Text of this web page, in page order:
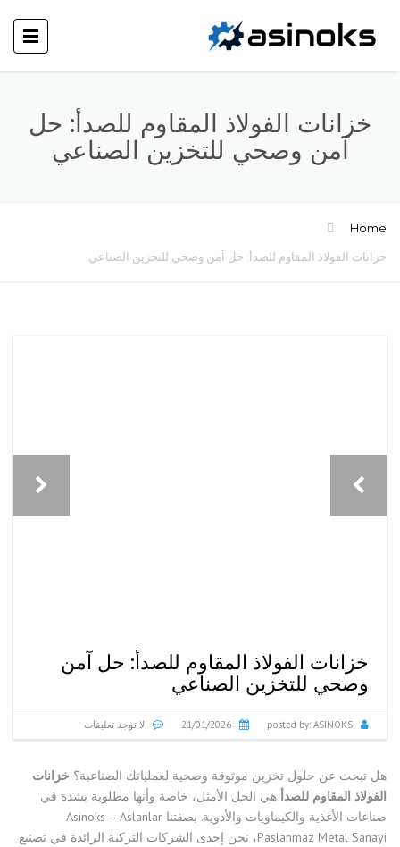
خزانات الفولاذ المقاوم للصدأ: حل
آمن وصحي للتخزين الصناعي
Home
خزانات الفولاذ المقاوم للصدأ: حل آمن وصحي للتخزين الصناعي
خزانات الفولاذ المقاوم للصدأ: حل آمن
وصحي للتخزين الصناعي
posted by: ASINOKS
21/01/2026 لا توجد تعليقات
هل تبحث عن حلول تخزين موثوقة وصحية لعملياتك الصناعية؟ خزانات
الفولاذ المقاوم للصدأ هي الحل الأمثل، خاصة وأنها مطلوبة بشدة في
صناعات الأغذية والكيماويات والأدوية. بصفتنا Asinoks – Aslanlar
Paslanmaz Metal Sanayi، نحن إحدى الشركات التركية الرائدة في تصنيع